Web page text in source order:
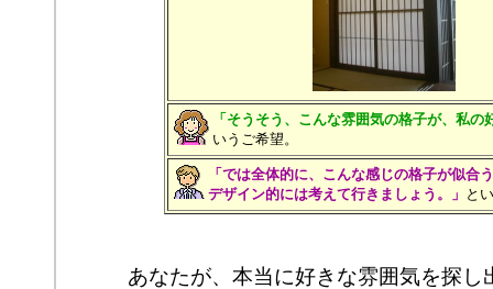
「そうそう、こんな雰囲気の格子が、私の
いうご希望。
「では全体的に、こんな感じの格子が似合
デザイン的には考えて行きましょう。」 と
あなたが、本当に好きな雰囲気を探し